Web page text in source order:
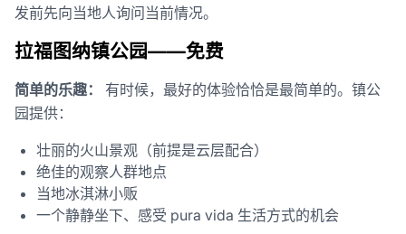
发前先向当地人询问当前情况。
拉福图纳镇公园——免费
简单的乐趣：
有时候，最好的体验恰恰是最简单的。镇公
园提供：
壮丽的火山景观（前提是云层配合）
绝佳的观察人群地点
当地冰淇淋小贩
一个静静坐下、感受 pura vida 生活方式的机会